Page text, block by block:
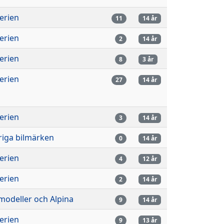
11 14 år
2 14 år
8 3 år
27 14 år
3 14 år
bilmärken 0 14 år
4 12 år
2 14 år
och Alpina 9 14 år
9 13 år